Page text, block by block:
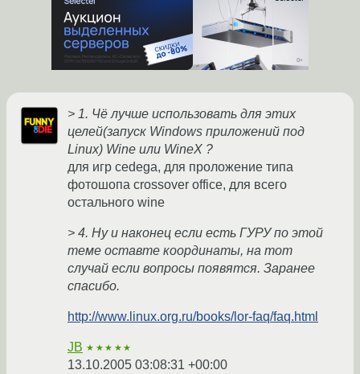
> 1. Чё лучше использовать для этих
целей(запуск Windows приложений под
Linux) Wine или WineX ?
для игр cedega, для проложение типа
фотошопа crossover office, для всего
остального wine
> 4. Ну и наконец если есть ГУРУ по этой
теме оставте координаты, на тот
случай если вопросы появятся. Заранее
спасибо.
http://www.linux.org.ru/books/lor-faq/faq.html
JB ★★★★★
13.10.2005 03:08:31 +00:00